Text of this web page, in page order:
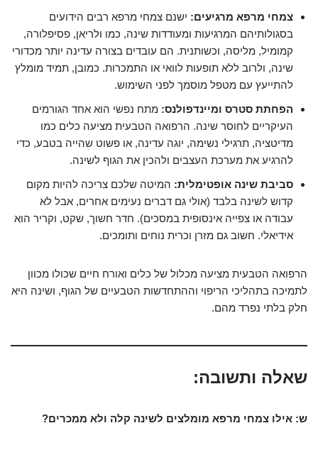
צמחי מרפא מרגיעים: ישנם צמחי מרפא רבים הידועים
בסגולותיהם המרגיעות ומעודדות שינה, כמו ולריאן, פסיפלורה,
קמומיל, מליסה, וכשותנית. הם עובדים בצורה עדינה יותר מכדורי
שינה, ולרוב ללא תופעות לוואי או התמכרות. כמובן, תמיד מומלץ
להתייעץ עם מטפל מוסמך לפני השימוש.
הפחתת סטרס ומיינדפולנס: מתח נפשי הוא אחד הגורמים
העיקריים לחוסר שינה. הרפואה הטבעית מציעה כלים כמו
מדיטציה, תרגילי נשימה, יוגה עדינה, או פשוט שהייה בטבע, כדי
להרגיע את מערכת העצבים ולהכין את הגוף לשינה.
סביבת שינה אופטימלית: המיטה שלכם צריכה להיות מקום
קדוש לשינה בלבד (אולי גם דברים נעימים אחרים, אבל לא
עבודה או צפייה אינסופית במסכים). חדר חשוך, שקט, וקריר הוא
אידיאלי. חשוב גם מזרן וכרית נוחים ותומכים.
הרפואה הטבעית מציעה מכלול של כלים ואורח חיים שכולו מכוון
לתמיכה בתהליכי הריפוי וההתחדשות הטבעיים של הגוף, ושינה היא
חלק בלתי נפרד מהם.
שאלה ותשובה:
ש: אילו צמחי מרפא מומלצים לשינה קלה ולא ממכרים?